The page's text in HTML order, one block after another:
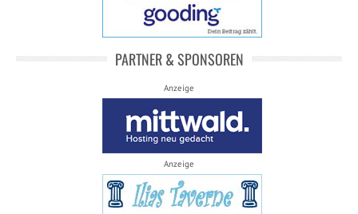
PARTNER & SPONSOREN
Anzeige
Anzeige